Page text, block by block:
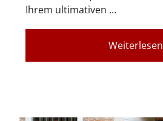
Ihrem ultimativen …
Weiterlesen